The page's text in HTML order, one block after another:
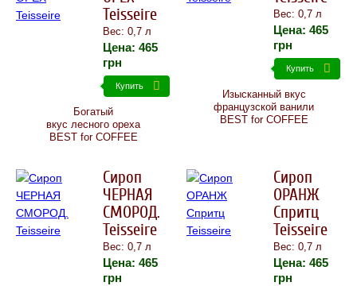
Teisseire
Вес: 0,7 л
Цена: 465
грн
Купить
Богатый
вкус лесного ореха
BEST for COFFEE
Вес: 0,7 л
Цена: 465
грн
Купить
Изысканный вкус
французской ванили
BEST for COFFEE
Сироп
ЧЕРНАЯ
СМОРОД.
Teisseire
Вес: 0,7 л
Цена: 465
грн
Сироп
ОРАНЖ
Спритц
Teisseire
Вес: 0,7 л
Цена: 465
грн